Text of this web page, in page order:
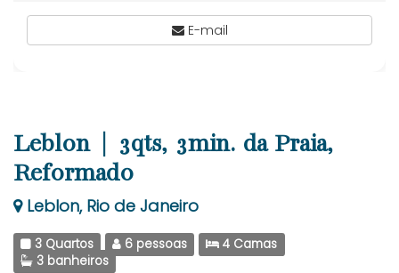
Leblon | 3qts, 3min. da Praia,
Reformado
Leblon, Rio de Janeiro
3 Quartos 6 pessoas
4 Camas
3 banheiros
E-mail